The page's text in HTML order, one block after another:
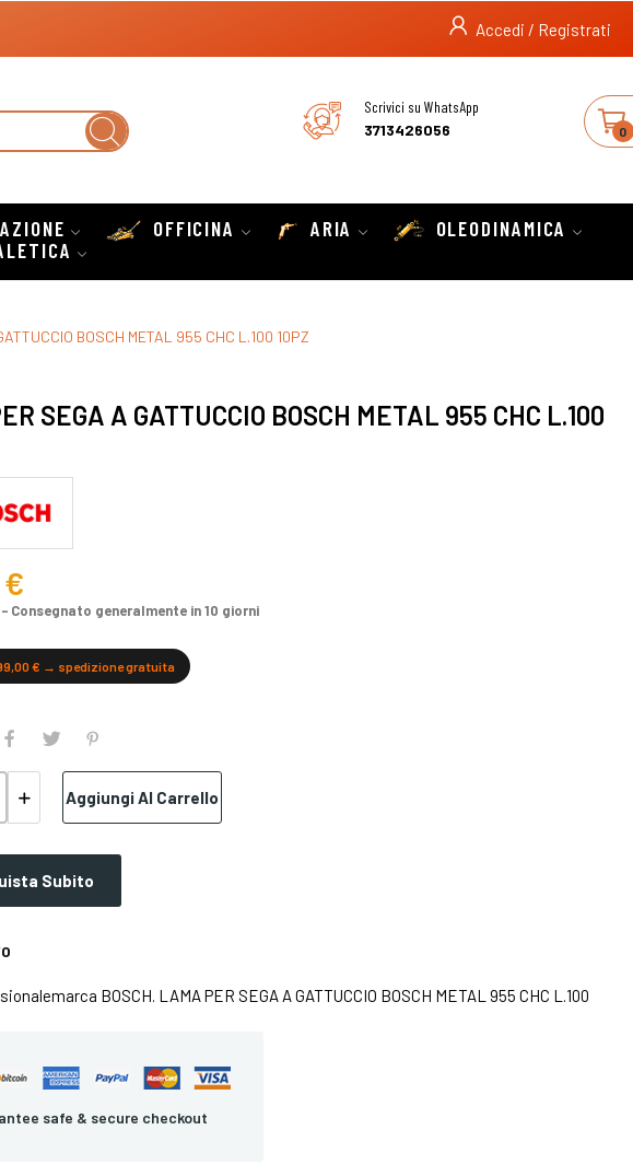
Accedi / Registrati
0
Scrivici su WhatsApp
3713426056
OFFICINA ARIA
OLEODINAMICA
BOSCH METAL 955 CHC L.100 10PZ
SEGA A GATTUCCIO BOSCH METAL 955 CHC L.100
Consegnato generalmente in 10 giorni
€ → spedizione gratuita
Aggiungi Al Carrello
Subito
BOSCH. LAMA PER SEGA A GATTUCCIO BOSCH METAL 955 CHC L.100
safe & secure checkout